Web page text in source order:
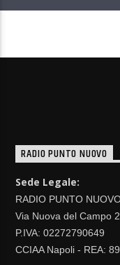
RADIO PUNTO NUOVO
Sede Legale:
RADIO PUNTO
Via Nuova del Campo
P.IVA: 02272790649
CCIAA Napoli - REA: